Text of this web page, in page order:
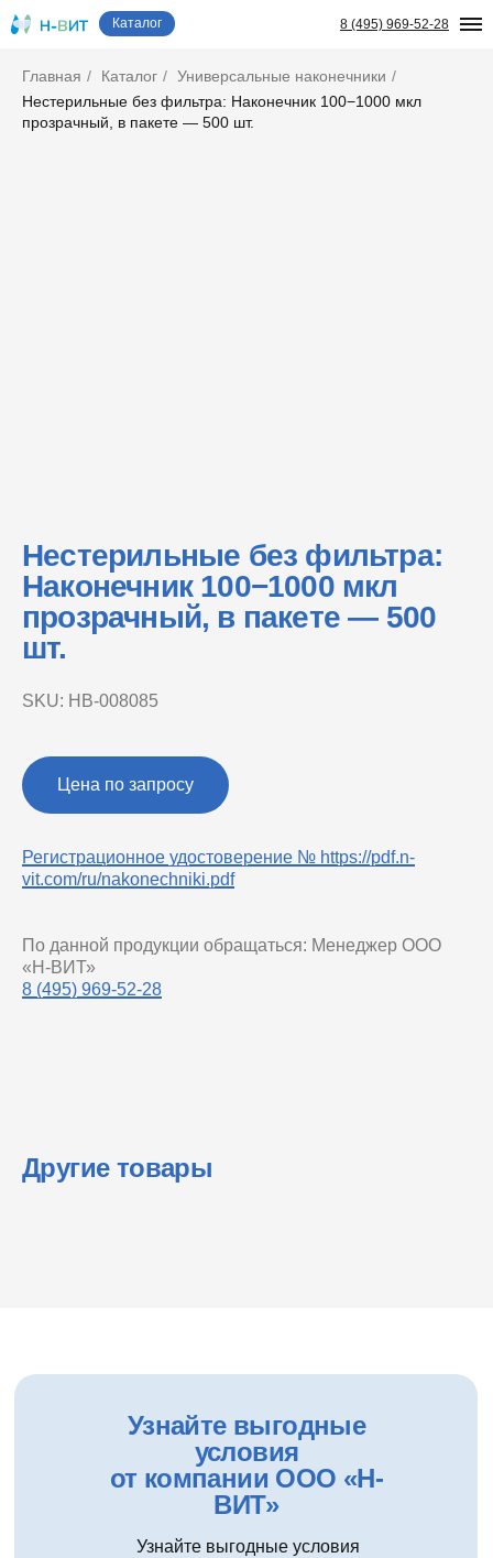
8 (495) 969-52-28
Каталог
Главная / Каталог / Универсальные наконечники /
Нестерильные без фильтра: Наконечник 100−1000 мкл
прозрачный, в пакете — 500 шт.
Нестерильные без фильтра:
Наконечник 100−1000 мкл
прозрачный, в пакете — 500
шт.
SKU: НВ-008085
Цена по запросу
Регистрационное удостоверение № https://pdf.n-
vit.com/ru/nakonechniki.pdf
По данной продукции обращаться: Менеджер ООО
«Н-ВИТ»
8 (495) 969-52-28
Другие товары
Узнайте выгодные
условия
от компании ООО «Н-
ВИТ»
Узнайте выгодные условия